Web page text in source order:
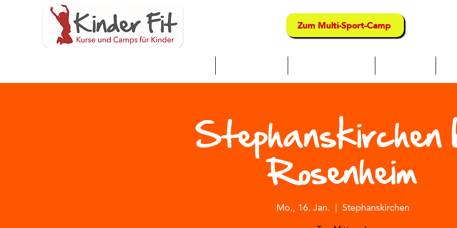
Zum Multi-Sport-Camp
Stephanskirchen
Rosenheim
Mo., 16. Jan. Stephanskirchen